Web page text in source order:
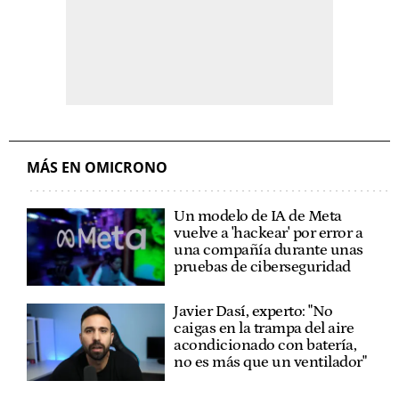
MÁS EN OMICRONO
Un modelo de IA de Meta
vuelve a 'hackear' por error a
una compañía durante unas
pruebas de ciberseguridad
Javier Dasí, experto: "No
caigas en la trampa del aire
acondicionado con batería,
no es más que un ventilador"